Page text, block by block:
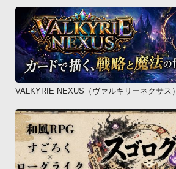
VALKYRIE NEXUS（ヴァルキリーネクサス）